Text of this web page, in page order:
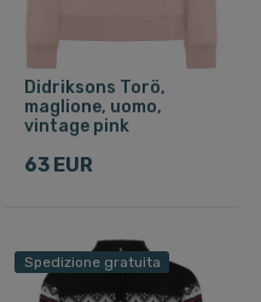
Didriksons Torö,
maglione, uomo,
vintage pink
63 EUR
Spedizione gratuita